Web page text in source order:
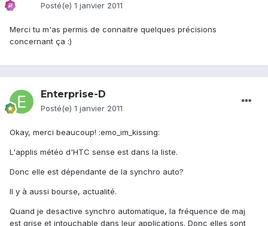
Posté(e) 1 janvier 2011
Merci tu m'as permis de connaitre quelques précisions
concernant ça :)
Enterprise-D
Posté(e) 1 janvier 2011
Okay, merci beaucoup! :emo_im_kissing:
L'applis météo d'HTC sense est dans la liste.
Donc elle est dépendante de la synchro auto?
Il y à aussi bourse, actualité.
Quand je desactive synchro automatique, la fréquence de maj
est grise et intouchable dans leur applications. Donc elles sont